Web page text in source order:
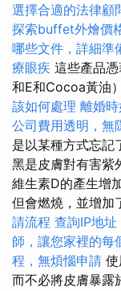
選擇合適的法律顧
探索buffet外燴價
哪些文件，詳細準
療眼疾 這些產品
和E和Cocoa黃油
該如何處理 離婚
公司費用透明，無
是以某種方式忘記
黑是皮膚對有害紫
維生素D的產生增
但會燃燒，並增加
請流程 查詢IP地
師，讓您家裡的每
程，無煩惱申請
而不必將皮膚暴露